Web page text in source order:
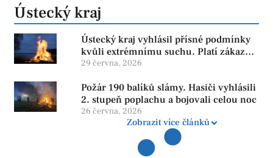
Ústecký kraj
Ústecký kraj vyhlásil přísné podmínky
kvůli extrémnímu suchu. Platí zákaz
ohňů i pyrotechniky
29 června, 2026
Požár 190 balíků slámy. Hasiči vyhlásili
2. stupeň poplachu a bojovali celou noc
26 června, 2026
Zobrazit více článků